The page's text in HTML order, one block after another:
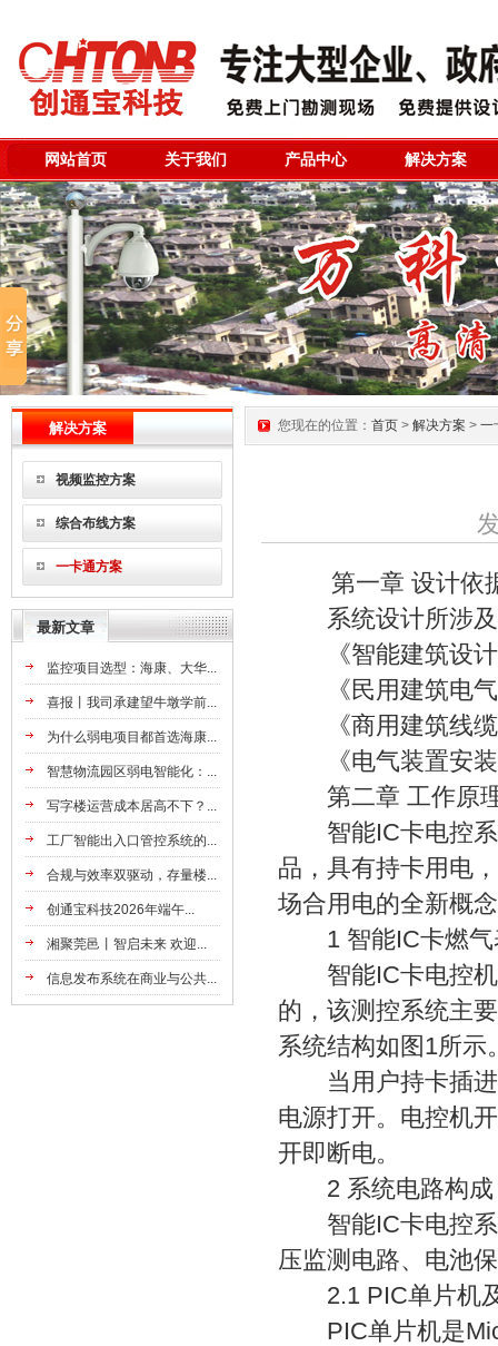
网站首页 关于我们 产品中心 解决方案
解决方案
视频监控方案
综合布线方案
一卡通方案
最新文章
监控项目选型：海康、大华...
喜报丨我司承建望牛墩学前...
为什么弱电项目都首选海康...
智慧物流园区弱电智能化：...
写字楼运营成本居高不下？...
工厂智能出入口管控系统的...
合规与效率双驱动，存量楼...
创通宝科技2026年端午...
湘聚莞邑丨智启未来 欢迎...
信息发布系统在商业与公共...
您现在的位置： 首页 > 解决方案 > 一
第一章 设计依
系统设计所涉及
《智能建筑设计
《民用建筑电气
《商用建筑线缆
《电气装置安装
第二章 工作原
智能IC卡电控系
品，具有持卡用电
场合用电的全新概
1 智能IC卡燃气
智能IC卡电控机
的，该测控系统主
系统结构如图1所示
当用户持卡插进
电源打开。电控机
开即断电。
2 系统电路构成
智能IC卡电控系
压监测电路、电池
2.1 PIC单片机
PIC单片机是